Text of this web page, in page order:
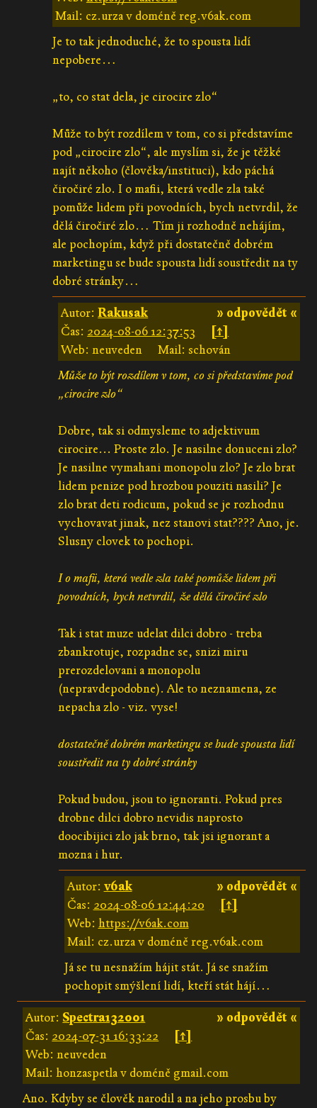
Mail: cz.urza v doméně reg.v6ak.com
Je to tak jednoduché, že to spousta lidí
nepobere…
„to, co stat dela, je cirocire zlo“
Může to být rozdílem v tom, co si představíme
pod „cirocire zlo“, ale myslím si, že je těžké
najít někoho (člověka/instituci), kdo páchá
čiročiré zlo. I o mafii, která vedle zla také
pomůže lidem při povodních, bych netvrdil, že
dělá čiročiré zlo… Tím ji rozhodně nehájím,
ale pochopím, když při dostatečně dobrém
marketingu se bude spousta lidí soustředit na ty
dobré stránky…
» odpovědět «
Autor:Rakusak
Čas: 2024-08-06 12:37:53
[↑]
Web: neuveden
Mail: schován
Může to být rozdílem v tom, co si představíme pod
„cirocire zlo“
Dobre, tak si odmysleme to adjektivum
cirocire... Proste zlo. Je nasilne donuceni zlo?
Je nasilne vymahani monopolu zlo? Je zlo brat
lidem penize pod hrozbou pouziti nasili? Je
zlo brat deti rodicum, pokud se je rozhodnu
vychovavat jinak, nez stanovi stat???? Ano, je.
Slusny clovek to pochopi.
I o mafii, která vedle zla také pomůže lidem při
povodních, bych netvrdil, že dělá čiročiré zlo
Tak i stat muze udelat dilci dobro - treba
zbankrotuje, rozpadne se, snizi miru
prerozdelovani a monopolu
(nepravdepodobne). Ale to neznamena, ze
nepacha zlo - viz. vyse!
dostatečně dobrém marketingu se bude spousta lidí
soustředit na ty dobré stránky
Pokud budou, jsou to ignoranti. Pokud pres
drobne dilci dobro nevidis naprosto
doocibijici zlo jak brno, tak jsi ignorant a
mozna i hur.
» odpovědět «
Autor: v6ak
Čas: 2024-08-06 12:44:20
[↑]
Web: https://v6ak.com
Mail: cz.urza v doméně reg.v6ak.com
Já se tu nesnažím hájit stát. Já se snažím
pochopit smýšlení lidí, kteří stát hájí…
» odpovědět «
Autor: Spectra132001
Čas: 2024-07-31 16:33:22
[↑]
Web: neuveden
Mail: honzaspetla v doméně gmail.com
Ano. Kdyby se člověk narodil a na jeho prosbu by